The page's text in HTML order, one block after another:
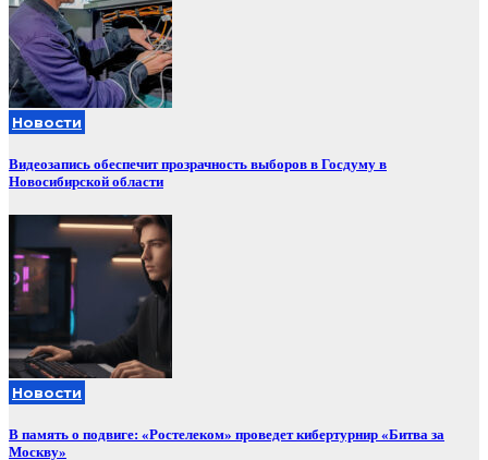
Новости
Видеозапись обеспечит прозрачность выборов в Госдуму в
Новосибирской области
Новости
В память о подвиге: «Ростелеком» проведет кибертурнир «Битва за
Москву»